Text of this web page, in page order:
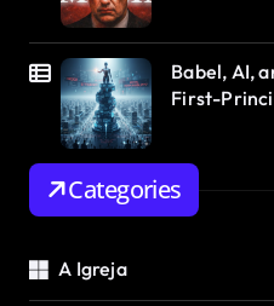
Babel, AI,
First-
Categories
A Igreja